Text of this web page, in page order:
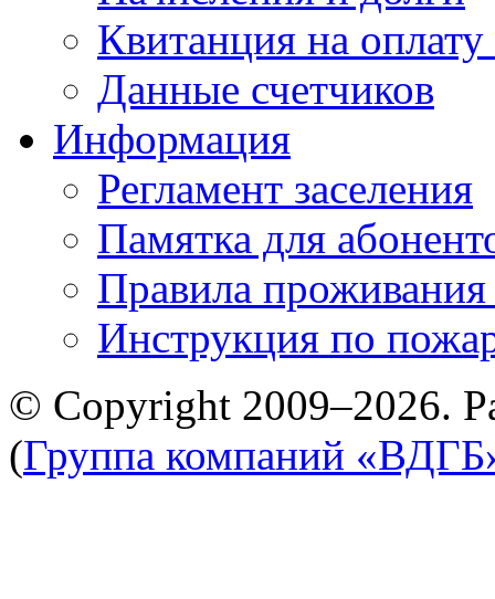
Квитанция на
Данные счетчиков
Информация
Регламент заселения
Памятка для
Правила
Инструкция по
© Copyright 2009–2026.
(Группа компаний